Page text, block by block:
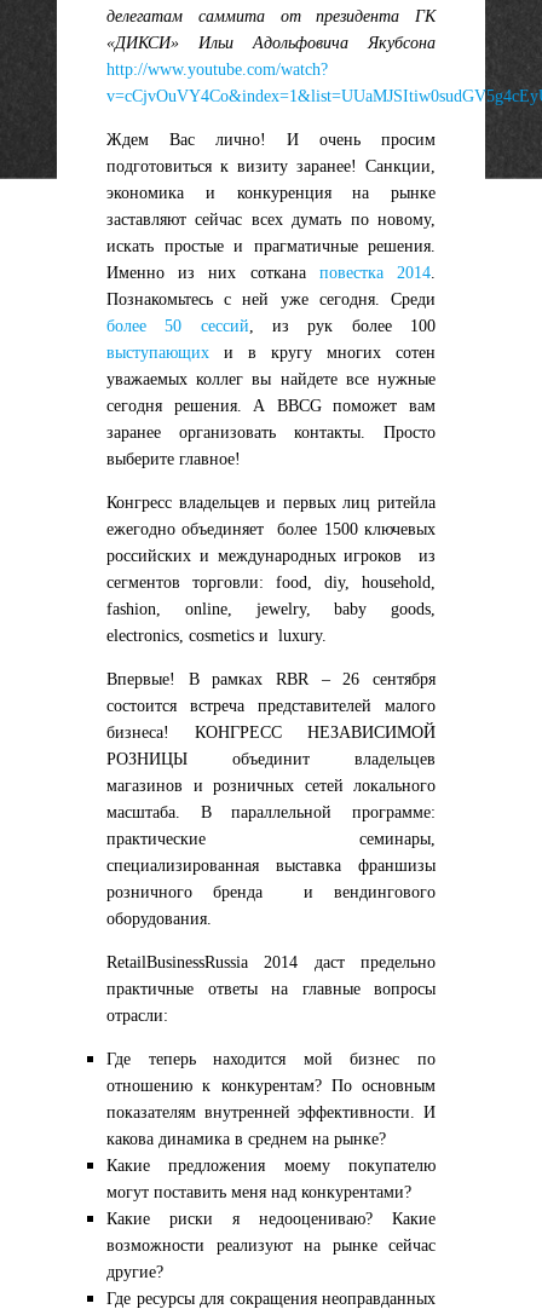
делегатам саммита от президента ГК
«ДИКСИ» Ильи Адольфовича Якубсона
http://www.youtube.com/watch?
Ждем Вас лично! И очень просим
подготовиться к визиту заранее! Санкции,
экономика и конкуренцияна рынке
заставляют сейчас всех думать по новому,
искать простые и прагматичные решения
Именно из них соткана повестка 2014
Познакомьтесь с ней уже сегодня. Среди
более 50 сессий , из рук более 100
выступающих и в кругу многих сотен
уважаемых коллег вы найдете все нужные
сегодня решения. А BBCG поможет вам
заранее организовать контакты . Просто
выберите главное!
Конгресс владельцев и первых лиц ритейла
ежегодно объединяет более 1500ключевых
российских и международных игроков из
сегментов торговли: food, diy, household,
fashion, online, jewelry, baby goods,
electronics, cosmetics и luxury.
Впервые! В рамках RBR – 26 сентября
состоится встреча представителей малого
бизнеса! КОНГРЕСС НЕЗАВИСИМОЙ
РОЗНИЦЫ объединит владельцев
магазинов и розничных сетей локального
масштаба. В параллельной программе:
практические семинары,
специализированная выставка франшизы
розничного бренда и вендингового
оборудования.
RetailBusinessRussia 2014 даст предельно
практичные ответы на главные вопросы
отрасли:
Где теперь находится мой бизнес по
отношению к конкурентам? По основным
показателям внутренней эффективности. И
какова динамика в среднем на рынке?
Какие предложения моему покупателю
могут поставить меня над конкурентами?
Какие риски я недооцениваю? Какие
возможности реализуют на рынке сейчас
другие?
Где ресурсы для сокращения неоправданных